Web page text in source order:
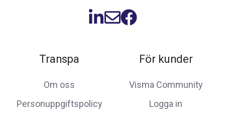
Transpa
Om oss
Personuppgiftspolicy
För kunder
Visma Community
Logga in